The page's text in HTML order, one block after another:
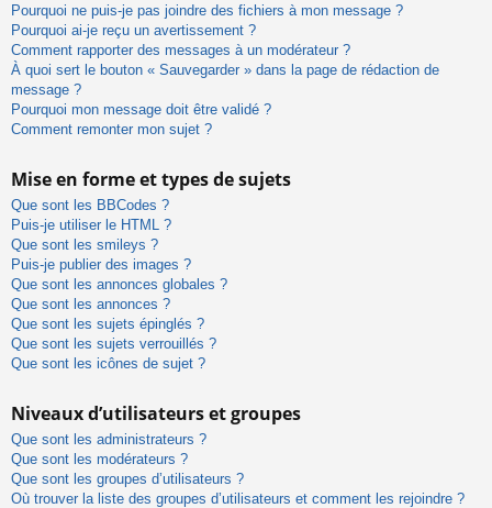
Pourquoi ne puis-je pas joindre des fichiers à mon message ?
Pourquoi ai-je reçu un avertissement ?
Comment rapporter des messages à un modérateur ?
À quoi sert le bouton « Sauvegarder » dans la page de rédaction de
message ?
Pourquoi mon message doit être validé ?
Comment remonter mon sujet ?
Mise en forme et types de sujets
Que sont les BBCodes ?
Puis-je utiliser le HTML ?
Que sont les smileys ?
Puis-je publier des images ?
Que sont les annonces globales ?
Que sont les annonces ?
Que sont les sujets épinglés ?
Que sont les sujets verrouillés ?
Que sont les icônes de sujet ?
Niveaux d’utilisateurs et groupes
Que sont les administrateurs ?
Que sont les modérateurs ?
Que sont les groupes d’utilisateurs ?
Où trouver la liste des groupes d’utilisateurs et comment les rejoindre ?